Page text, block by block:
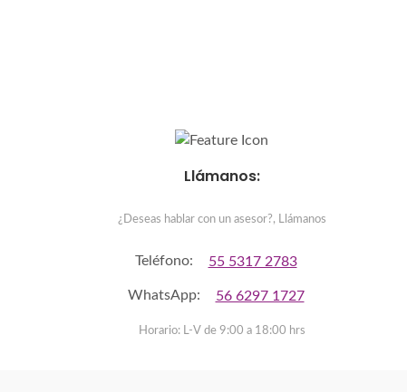
Llámanos:
¿Deseas hablar con un asesor?, Llámanos
Teléfono: 55 5317 2783
WhatsApp: 56 6297 1727
Horario: L-V de 9:00 a 18:00 hrs